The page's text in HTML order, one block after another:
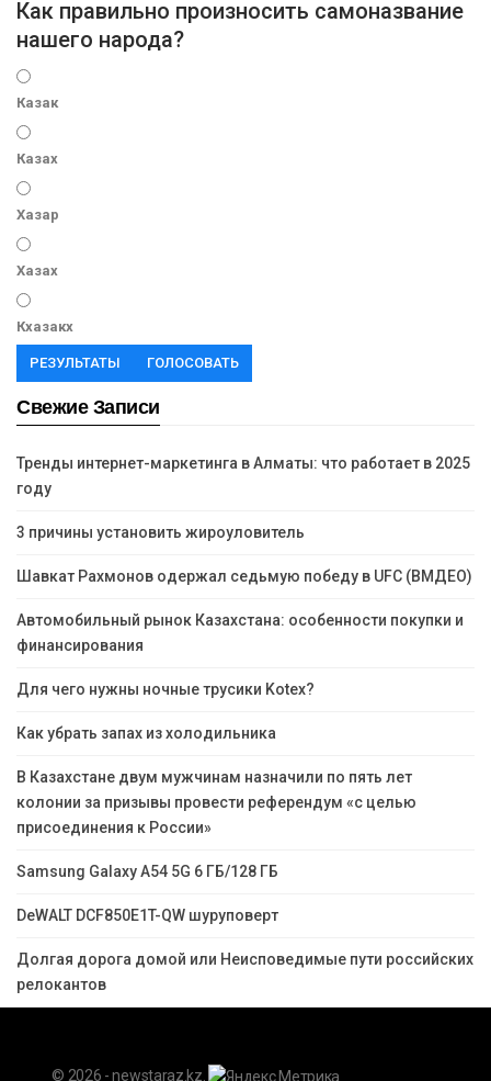
Как правильно произносить самоназвание
нашего народа?
Казак
Казах
Хазар
Хазах
Кхазакх
РЕЗУЛЬТАТЫ ГОЛОСОВАТЬ
Свежие Записи
Тренды интернет-маркетинга в Алматы: что работает в 2025
году
3 причины установить жироуловитель
Шавкат Рахмонов одержал седьмую победу в UFC (ВМДЕО)
Автомобильный рынок Казахстана: особенности покупки и
финансирования
Для чего нужны ночные трусики Kotex?
Как убрать запах из холодильника
В Казахстане двум мужчинам назначили по пять лет
колонии за призывы провести референдум «с целью
присоединения к России»
Samsung Galaxy A54 5G 6 ГБ/128 ГБ
DeWALT DCF850E1T-QW шуруповерт
Долгая дорога домой или Неисповедимые пути российских
релокантов
© 2026 - newstaraz.kz.